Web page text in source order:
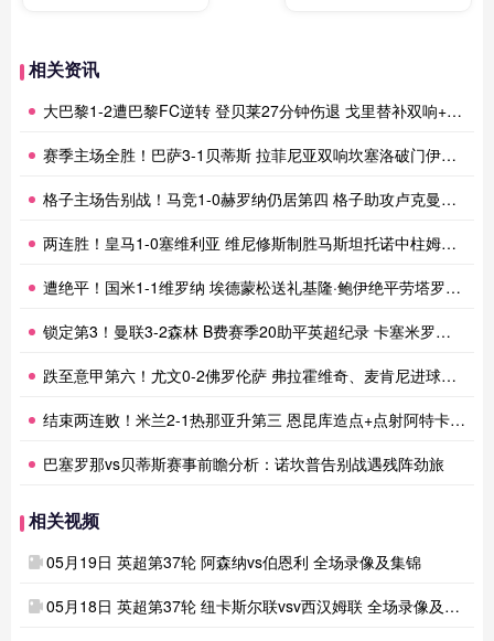
相关资讯
大巴黎1-2遭巴黎FC逆转 登贝莱27分钟伤退 戈里替补双响+读秒绝杀
赛季主场全胜！巴萨3-1贝蒂斯 拉菲尼亚双响坎塞洛破门伊斯科点射
格子主场告别战！马竞1-0赫罗纳仍居第四 格子助攻卢克曼制胜球
两连胜！皇马1-0塞维利亚 维尼修斯制胜马斯坦托诺中柱姆总失良机
遭绝平！国米1-1维罗纳 埃德蒙松送礼基隆·鲍伊绝平劳塔罗失良机
锁定第3！曼联3-2森林 B费赛季20助平英超纪录 卡塞米罗主场告别
跌至意甲第六！尤文0-2佛罗伦萨 弗拉霍维奇、麦肯尼进球被吹
结束两连败！米兰2-1热那亚升第三 恩昆库造点+点射阿特卡梅破门
巴塞罗那vs贝蒂斯赛事前瞻分析：诺坎普告别战遇残阵劲旅
相关视频
05月19日 英超第37轮 阿森纳vs伯恩利 全场录像及集锦
05月18日 英超第37轮 纽卡斯尔联vsv西汉姆联 全场录像及集锦